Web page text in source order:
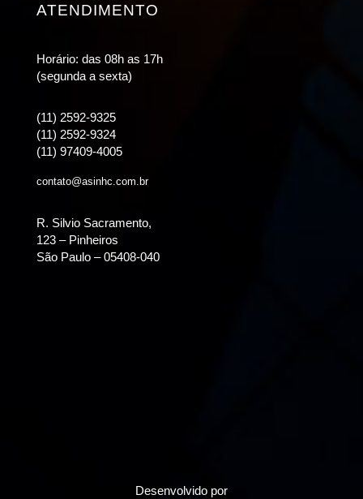
ATENDIMENTO
Horário: das 08h as 17h
(segunda a sexta)
(11) 2592-9325
(11) 2592-9324
(11) 97409-4005
contato@asinhc.com.br
R. Silvio Sacramento,
123 – Pinheiros
São Paulo – 05408-040
Desenvolvido por